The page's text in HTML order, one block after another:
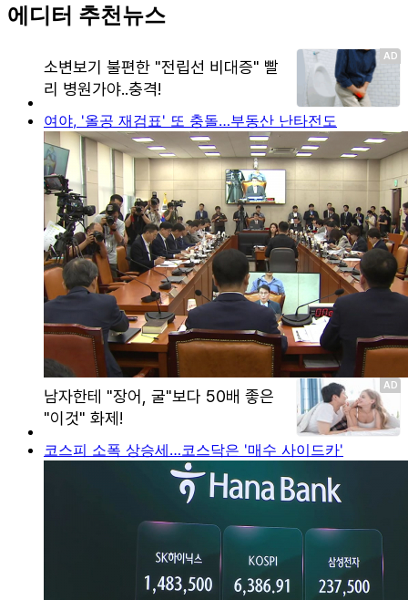
에디터 추천뉴스
여야, '올공 재검표' 또 충돌…부동산 난타전도
코스피 소폭 상승세…코스닥은 '매수 사이드카'